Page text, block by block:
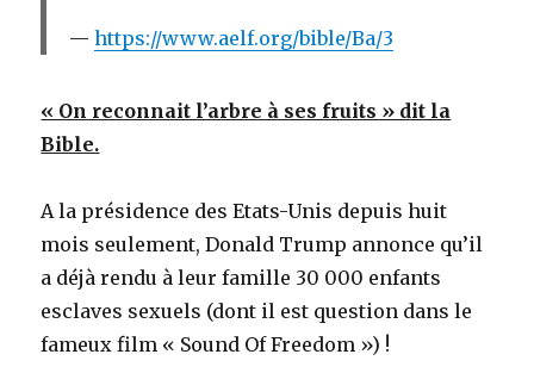
https://www.aelf.org/bible/Ba/3
« On reconnait l’arbre à ses fruits » dit la
Bible.
A la présidence des Etats-Unis depuis huit
mois seulement, Donald Trump annonce qu’il
a déjà rendu à leur famille 30 000 enfants
esclaves sexuels (dont il est question dans le
fameux film « Sound Of Freedom ») !